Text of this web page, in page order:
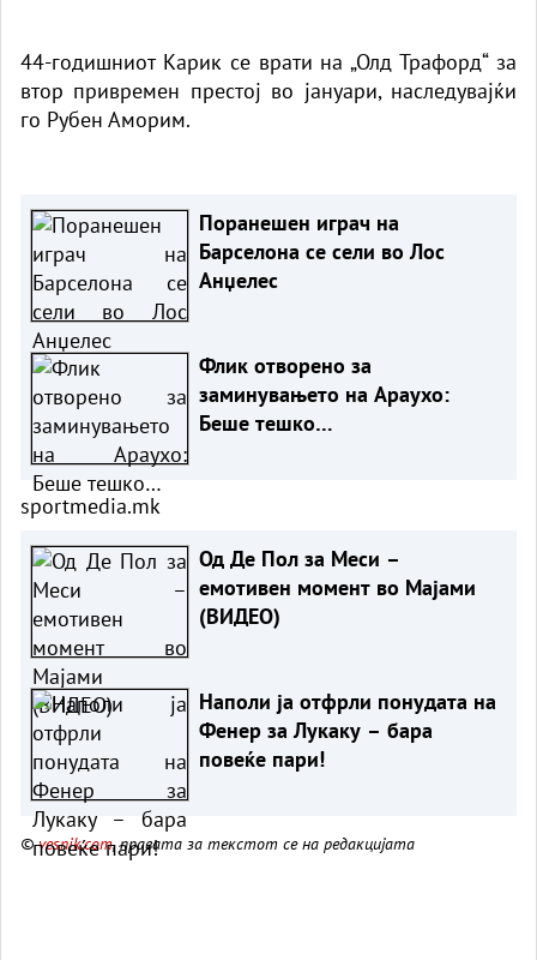
44-годишниот Карик се врати на „Олд Трафорд“ за
втор привремен престој во јануари, наследувајќи
го Рубен Аморим.
Поранешен играч на
Барселона се сели во Лос
Анџелес
Флик отворено за
заминувањето на Араухо:
Беше тешко…
sportmedia.mk
Од Де Пол за Меси –
емотивен момент во Мајами
(ВИДЕО)
Наполи ја отфрли понудата на
Фенер за Лукаку – бара
повеќе пари!
©vesnik.com, правата за текстот се на редакцијата